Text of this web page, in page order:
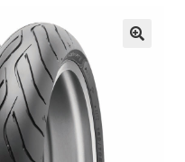
Expand